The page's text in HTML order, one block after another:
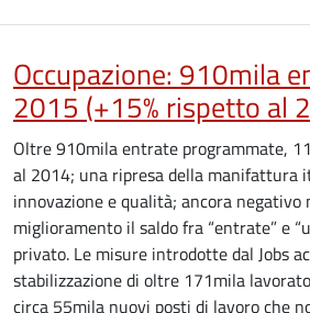
Occupazione: 910mila
2015 (+15% rispetto al
Oltre 910mila entrate programmate,
al 2014; una ripresa della manifattura
innovazione e qualità; ancora negativo
miglioramento il saldo fra “entrate” e
privato. Le misure introdotte dal Jobs
stabilizzazione di oltre 171mila
circa 55mila nuovi posti di lavoro che